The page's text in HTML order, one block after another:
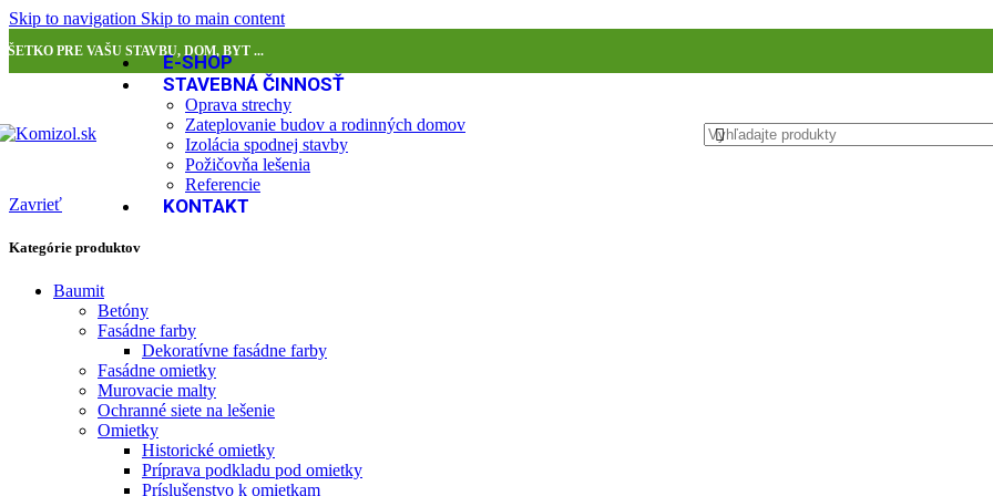
Skip to navigation Skip to main content
PRE VAŠU STAVBU, DOM, BYT ...
E-SHOP
STAVEBNÁ ČINNOSŤ
Oprava strechy
Zateplovanie budov a rodinných domov
Izolácia spodnej stavby
Požičovňa lešenia
Referencie
KONTAKT
Zavrieť
Kategórie produktov
Baumit
Betóny
Fasádne farby
Dekoratívne fasádne farby
Fasádne omietky
Murovacie malty
Ochranné siete na lešenie
Omietky
Historické omietky
Príprava podkladu pod omietky
Príslušenstvo k omietkam